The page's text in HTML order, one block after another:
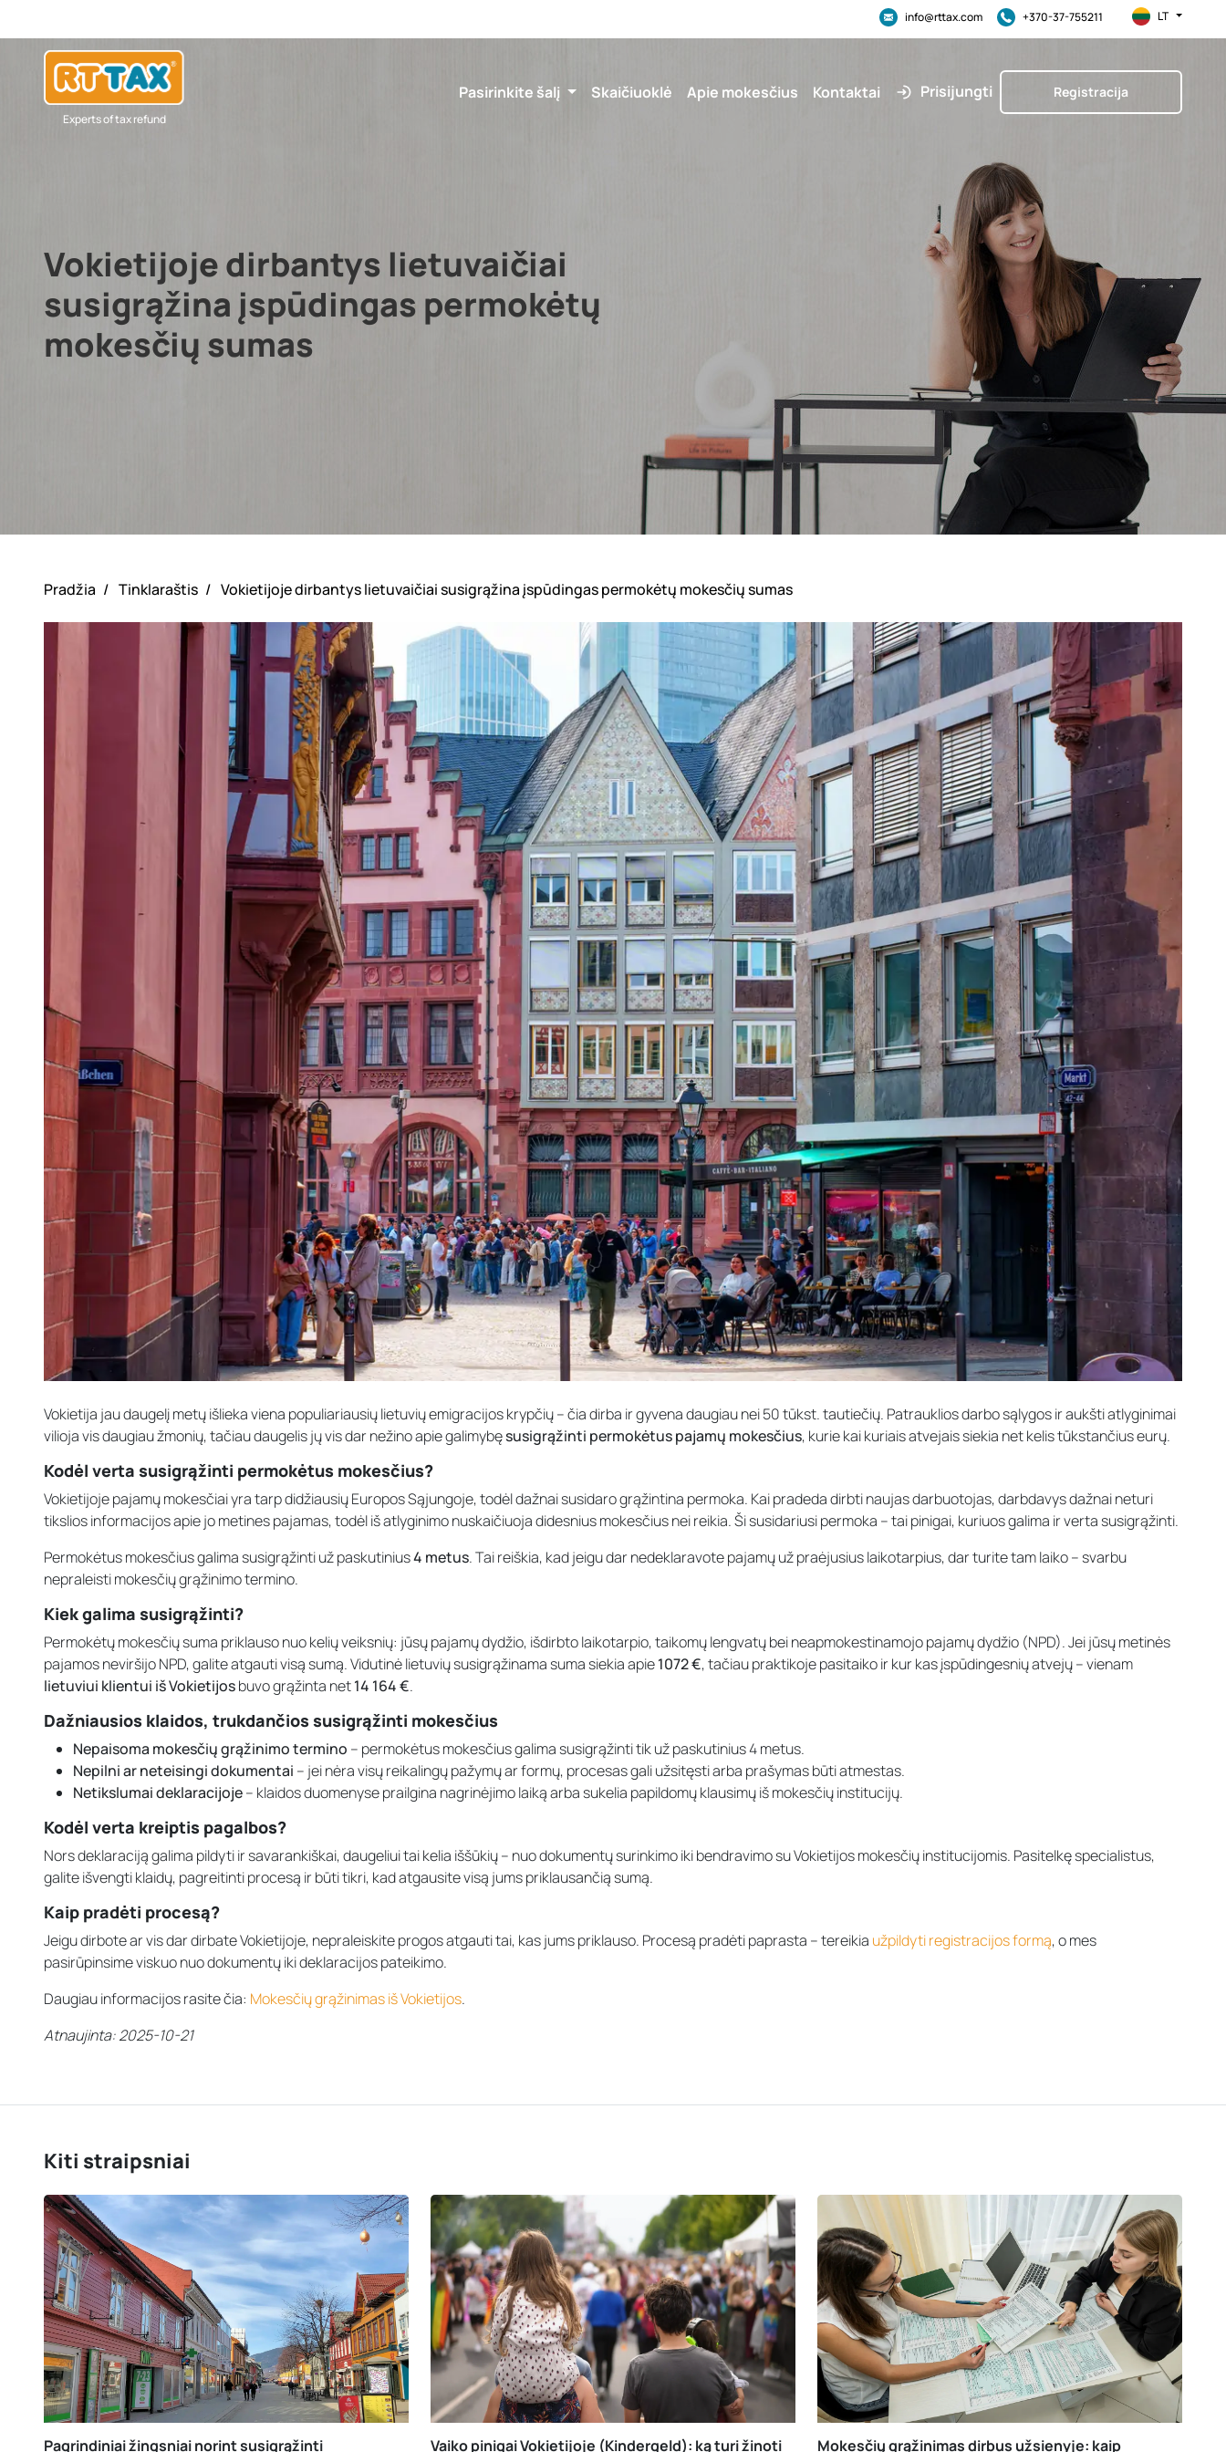
info@rttax.com +370-37-755211 LT
Experts of tax refund
Pasirinkite šalį Skaičiuoklė Apie mokesčius Kontaktai Prisijungti Registracija
Vokietijoje dirbantys lietuvaičiai
susigrąžina įspūdingas permokėtų
mokesčių sumas
Pradžia / Tinklaraštis / Vokietijoje dirbantys lietuvaičiai susigrąžina įspūdingas permokėtų mokesčių sumas
Vokietija jau daugelį metų išlieka viena populiariausių lietuvių emigracijos krypčių – čia dirba ir gyvena daugiau nei 50 tūkst. tautiečių. Patrauklios darbo sąlygos ir aukšti atlyginimai
vilioja vis daugiau žmonių, tačiau daugelis jų vis dar nežino apie galimybęsusigrąžinti permokėtus pajamų mokesčius, kurie kai kuriais atvejais siekia net kelis tūkstančius eurų.
Kodėl verta susigrąžinti permokėtus mokesčius?
Vokietijoje pajamų mokesčiai yra tarp didžiausių Europos Sąjungoje, todėl dažnai susidaro grąžintina permoka. Kai pradeda dirbti naujas darbuotojas, darbdavys dažnai neturi
tikslios informacijos apie jo metines pajamas, todėl iš atlyginimo nuskaičiuoja didesnius mokesčius nei reikia. Ši susidariusi permoka – tai pinigai, kuriuos galima ir verta susigrąžinti.
Permokėtus mokesčius galima susigrąžinti už paskutinius4 metus. Tai reiškia, kad jeigu dar nedeklaravote pajamų už praėjusius laikotarpius, dar turite tam laiko – svarbu
nepraleisti mokesčių grąžinimo termino.
Kiek galima susigrąžinti?
Permokėtų mokesčių suma priklauso nuo kelių veiksnių: jūsų pajamų dydžio, išdirbto laikotarpio, taikomų lengvatų bei neapmokestinamojo pajamų dydžio (NPD). Jei jūsų metinės
pajamos neviršijo NPD, galite atgauti visą sumą. Vidutinė lietuvių susigrąžinama suma siekia apie1072 €, tačiau praktikoje pasitaiko ir kur kas įspūdingesnių atvejų – vienam
lietuviui klientui iš Vokietijosbuvo grąžinta net14 164 €.
Dažniausios klaidos, trukdančios susigrąžinti mokesčius
Nepaisoma mokesčių grąžinimo termino – permokėtus mokesčius galima susigrąžinti tik už paskutinius 4 metus.
Nepilni ar neteisingi dokumentai – jei nėra visų reikalingų pažymų ar formų, procesas gali užsitęsti arba prašymas būti atmestas.
Netikslumai deklaracijoje– klaidos duomenyse prailgina nagrinėjimo laiką arba sukelia papildomų klausimų iš mokesčių institucijų.
Kodėl verta kreiptis pagalbos?
Nors deklaraciją galima pildyti ir savarankiškai, daugeliui tai kelia iššūkių – nuo dokumentų surinkimo iki bendravimo su Vokietijos mokesčių institucijomis. Pasitelkę specialistus,
galite išvengti klaidų, pagreitinti procesą ir būti tikri, kad atgausite visą jums priklausančią sumą.
Kaip pradėti procesą?
Jeigu dirbote ar vis dar dirbate Vokietijoje, nepraleiskite progos atgauti tai, kas jums priklauso. Procesą pradėti paprasta – tereikia užpildyti registracijos formą, o mes
pasirūpinsime viskuo nuo dokumentų iki deklaracijos pateikimo.
Daugiau informacijos rasite čia: Mokesčių grąžinimas iš Vokietijos.
Atnaujinta: 2025-10-21
Kiti straipsniai
Pagrindiniai žingsniai norint susigrąžinti
Vaiko pinigai Vokietijoje (Kindergeld): ką turi žinoti
Mokesčių grąžinimas dirbus užsienyje: kaip